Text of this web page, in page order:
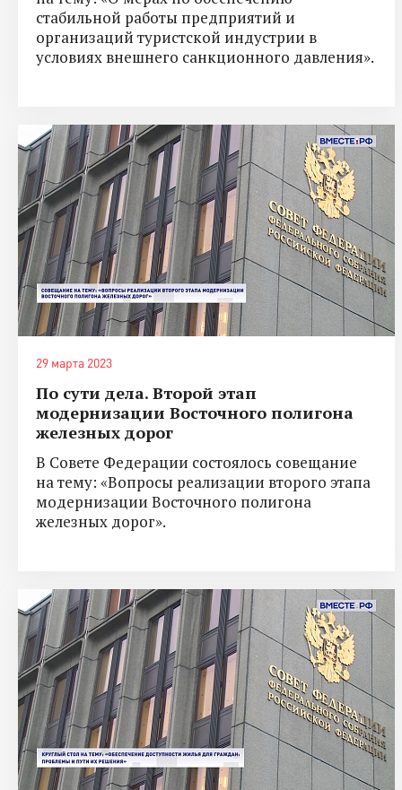
стабильной работы предприятий и
организаций туристской индустрии в
условиях внешнего санкционного давления».
29 марта 2023
По сути дела. Второй этап
модернизации Восточного полигона
железных дорог
В Совете Федерации состоялось совещание
на тему: «Вопросы реализации второго этапа
модернизации Восточного полигона
железных дорог».